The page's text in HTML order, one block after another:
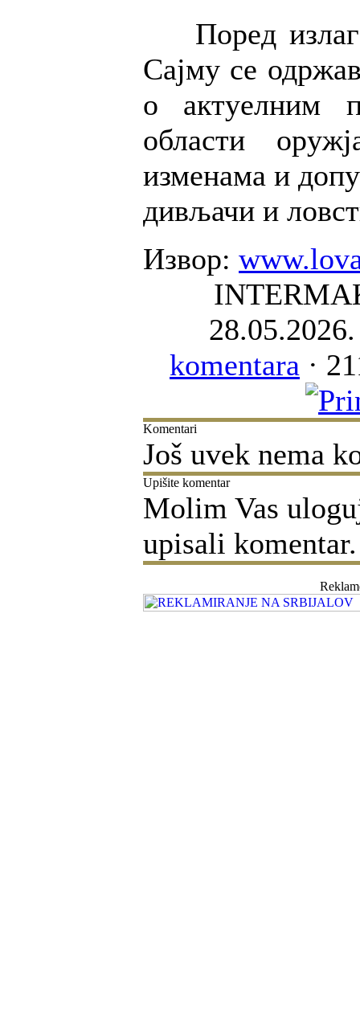
Поред
Сајму се
о актуелним
области
изменама и
дивљачи и
Извор:
komentara ·
Komentari
Još uvek nema
Upišite komentar
Molim Vas
upisali komentar.